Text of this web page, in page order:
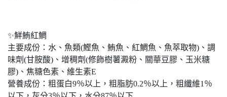
✨鮮鮪紅鯛
主要成份：水、魚類(鰹魚、鮪魚、紅鯛魚、魚萃取物)、調
味劑(甘胺酸)、增稠劑(修飾樹薯澱粉、關華豆膠、玉米糖
膠)、焦糖色素、維生素E
營養成份：粗蛋白9％以上，粗脂肪0.2％以上，粗纖維1％